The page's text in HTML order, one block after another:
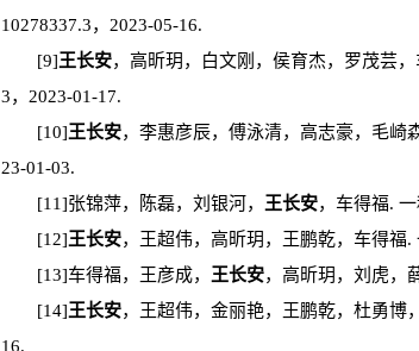
10278337.3，2023-05-16.
[9]王长安，高昕玥，白文刚，侯育杰，罗茂芸
3，2023-01-17.
[10]王长安，李惠彦辰，傅泳清，高志豪，毛崎
23-01-03.
[11]张锦萍，陈磊，刘银河，
王长安，车得福.
[12]王长安，王超伟，高昕玥，王鹏乾，车得福
[13]车得福，王彦成，
王长安，高昕玥，刘虎，
[14]王长安，王超伟，金丽艳，王鹏乾，杜勇博
16.